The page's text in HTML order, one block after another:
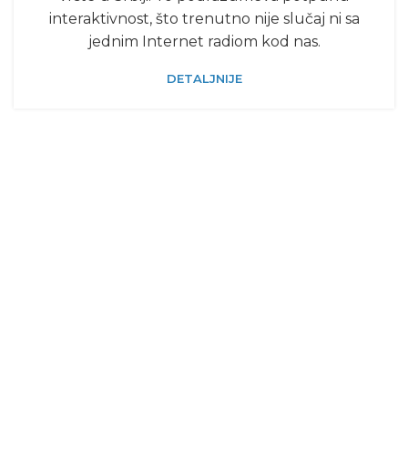
interaktivnost, što trenutno nije slučaj ni sa
jednim Internet radiom kod nas.
DETALJNIJE